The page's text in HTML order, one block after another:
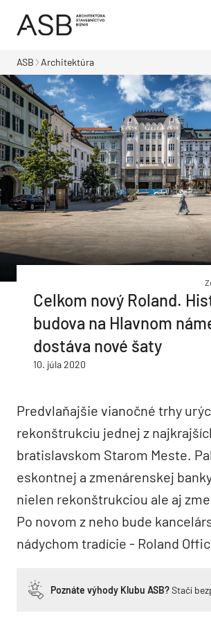
ASB Architektúra
Celkom nový Roland.
budova na Hlavnom
dostáva nové šaty
10. júla 2020
Predvlaňajšie vianočné trhy
rekonštrukciu jednej z
bratislavskom Starom Meste.
eskontnej a zmenárenskej
nielen rekonštrukciou ale aj
Po novom z neho bude
nádychom tradície - Roland
Poznáte výhody Klubu ASB?Stačí